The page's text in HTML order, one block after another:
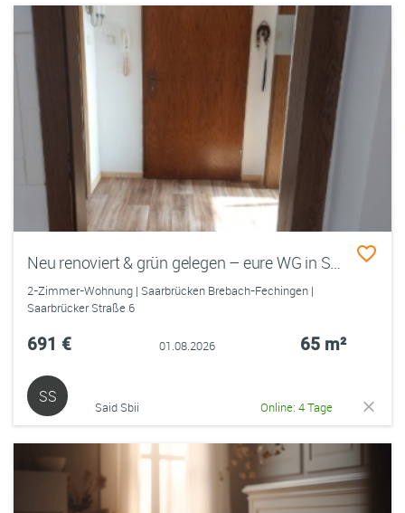
Neu renoviert & grün gelegen – eure WG in Saarbrücken wartet!
2-Zimmer-Wohnung | Saarbrücken Brebach-Fechingen |
Saarbrücker Straße 6
691 € 01.08.2026 65 m²
SS
Said Sbii Online: 4 Tage